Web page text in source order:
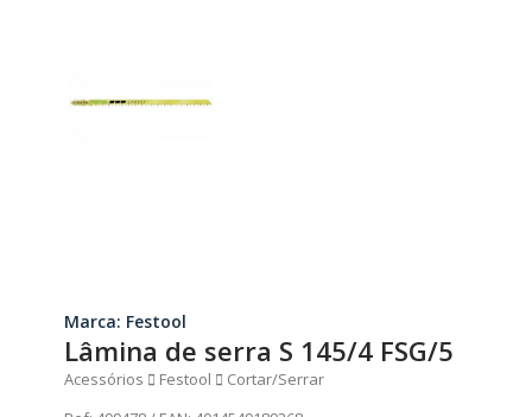
Marca: Festool
Lâmina de serra S 145/4 FSG/5
Acessórios Festool
Cortar/Serrar